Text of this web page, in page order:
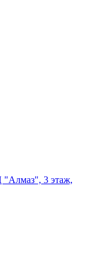
"Алмаз", 3 этаж,